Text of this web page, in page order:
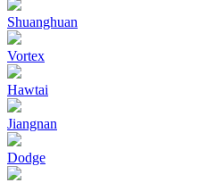
Shuanghuan
Vortex
Hawtai
Jiangnan
Dodge